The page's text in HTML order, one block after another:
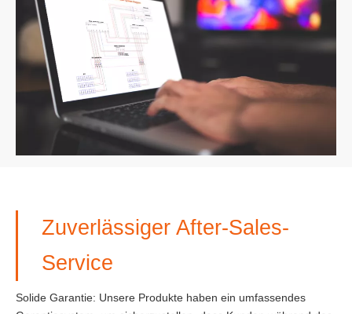
Zuverlässiger After-Sales-
Service
Solide Garantie: Unsere Produkte haben ein umfassendes